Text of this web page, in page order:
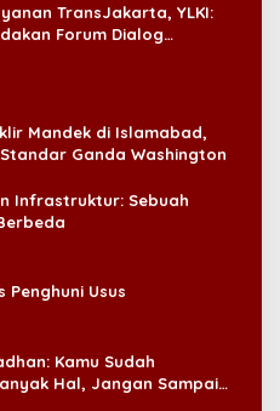
TransJakarta, YLKI:
Forum Dialog
Mandek di Islamabad,
Ganda Washington
Infrastruktur: Sebuah
Penghuni Usus
Kamu Sudah
Hal, Jangan Sampai